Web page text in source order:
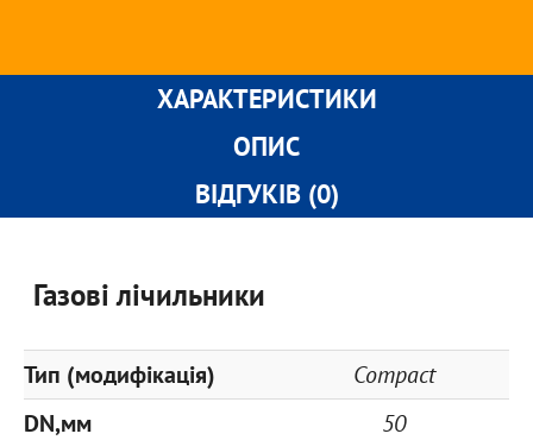
ХАРАКТЕРИСТИКИ
ОПИС
ВІДГУКІВ (0)
Газові лічильники
Тип (модифікація)
Compact
DN,мм
50